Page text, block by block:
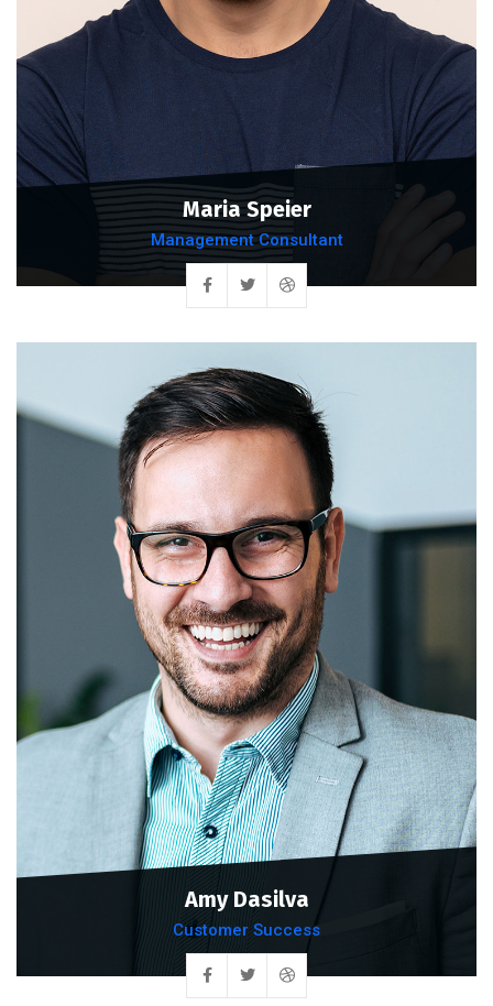
Maria Speier
Management Consultant
Amy Dasilva
Customer Success